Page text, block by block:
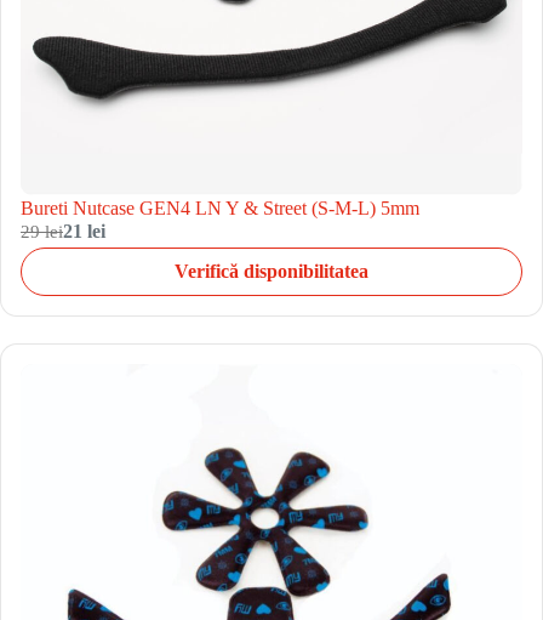
Bureti Nutcase GEN4 LN Y & Street (S-M-L) 5mm
29 lei21 lei
Verifică disponibilitatea